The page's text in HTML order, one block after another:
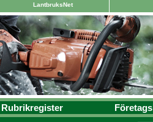
LantbruksNet
Rubrikregister